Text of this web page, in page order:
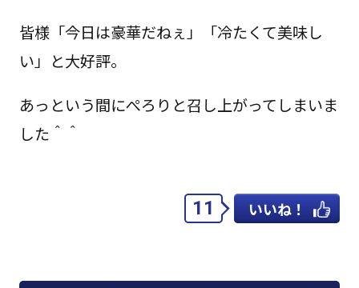
皆様「今日は豪華だねぇ」「冷たくて美味し
い」と大好評。
あっという間にぺろりと召し上がってしまいま
した＾＾
11 いいね！